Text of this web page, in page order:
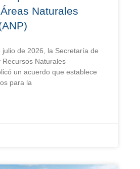
Naturales
julio de 2026, la Secretaría de
Recursos Naturales
un acuerdo que establece
para la